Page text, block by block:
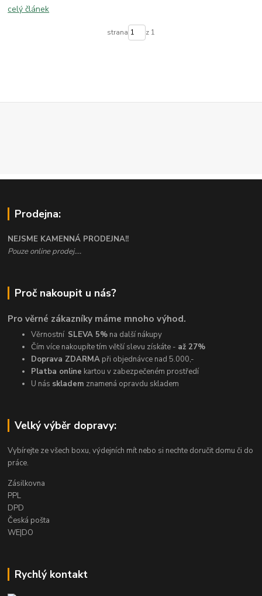
celý článek
strana z 1
Prodejna:
NEJSME KAMENNÁ PRODEJNA!!
Pouze online prodej....
Proč nakoupit u nás?
Pro věrné zákazníky máme mnoho výhod.
Věrnostní SLEVA 5% na další nákupy
Čím více nakoupíte tím větší slevu získáte - až 27%
Doprava ZDARMA při objednávce nad 5.000,-
Platba online kartou v zabezpečeném prostředí
U nás skladem znamená opravdu skladem
Velký výběr dopravy:
Vybírejte ze všech boxu, výdejních mít nebo si nechte doručit domu či do
práce.
Zásilkovna
PPL
DPD
Česká pošta
WE|DO
Rychlý kontakt